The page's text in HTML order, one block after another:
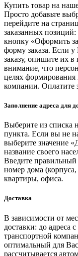
Купить товар на
Просто добавьте
перейдите на
заказанных
кнопку «Оформить
форму заказа. Если
заказу, опишите их
внимание, что
целях формирования
компании. Оплатите
Заполнение адреса для
Выберите из списка
пункта. Если вы не
выберите значение
название своего
Введите правильный
номер дома
квартиры, офиса.
Доставка
В зависимости от
доставки: до адреса
транспортной
оптимальный для
рассчитывается